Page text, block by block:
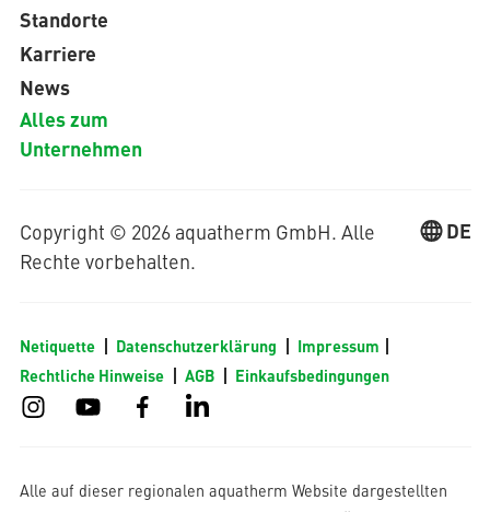
Standorte
Karriere
News
Alles zum
Unternehmen
Copyright © 2026 aquatherm GmbH. Alle
Rechte vorbehalten.
DE
Netiquette Datenschutzerklärung
Impressum
Rechtliche Hinweise
AGB Einkaufsbedingungen
Alle auf dieser regionalen aquatherm Website dargestellten